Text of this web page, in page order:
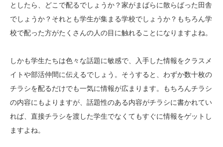
としたら、どこで配るでしょうか？家がまばらに散らばった田舎
でしょうか？それとも学生が集まる学校でしょうか？もちろん学
校で配った方がたくさんの人の目に触れることになりますよね。
しかも学生たちは色々な話題に敏感で、入手した情報をクラスメ
イトや部活仲間に伝えるでしょう。そうすると、わずか数十枚の
チラシを配るだけでも一気に情報が広まります。もちろんチラシ
の内容にもよりますが、話題性のある内容がチラシに書かれてい
れば、直接チラシを渡した学生でなくてもすぐに情報をゲットし
ますよね。